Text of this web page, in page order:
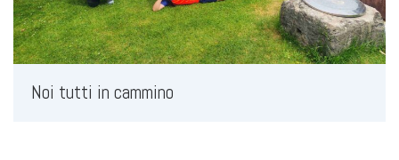
Noi tutti in cammino